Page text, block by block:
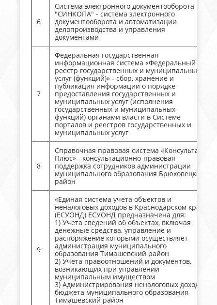
6
Система электронного документооборота
"СИНКОПА" - система электронного
документооборота и автоматизации
делопроизводства и управления
документами
7
Федеральная государственная
информационная система «Федеральный
реестр государственных и муниципальных
услуг (функций)» - сбор, хранение и
публикация информации о порядке
предоставления государственных и
муниципальных услуг (исполнения
государственных и муниципальных
функций) органами власти в Системе
порталов и реестров государственных и
муниципальных услуг
8
Справочная правовая система «Консультант
Плюс» - консультационно-правовая
поддержка сотрудников администрации
муниципального образования Брюховецкий
район
9
«Единая система учета объектов и
неналоговых доходов в Краснодарском крае»
(ЕСУОНД) ЕСУОНД предназначена для:
1) Учета сведений об объектах, включая
денежные средства, управление и
распоряжение которыми осуществляет
администрация муниципального
образования Тимашевский район
2) Учета правоотношений и документов,
возникающих при управлении
муниципальным имуществом
3) Администрирования неналоговых доходов
бюджета муниципального образования
Тимашевский район